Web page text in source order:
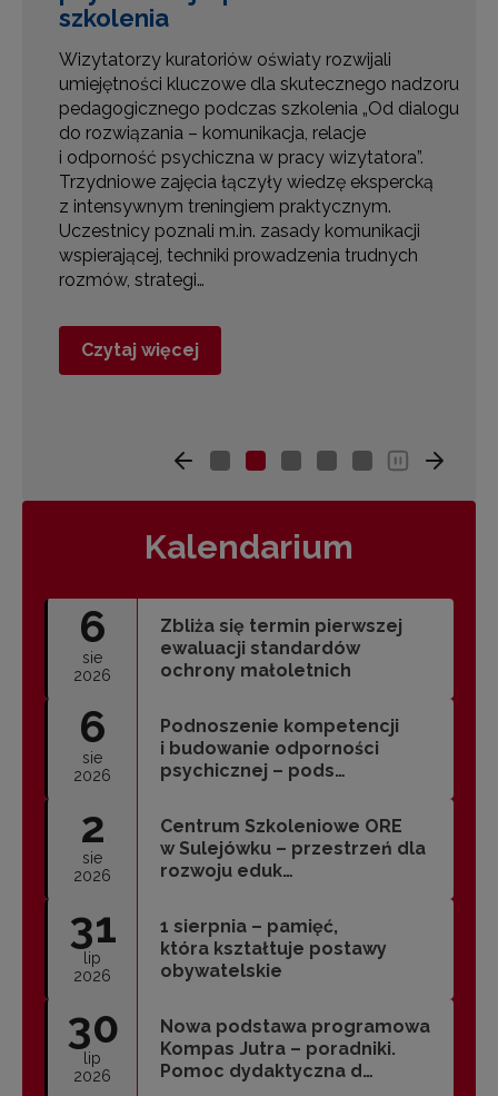
szkolenia
Wizytatorzy kuratoriów oświaty rozwijali
umiejętności kluczowe dla skutecznego nadzoru
pedagogicznego podczas szkolenia „Od dialogu
do rozwiązania – komunikacja, relacje
i odporność psychiczna w pracy wizytatora”.
Trzydniowe zajęcia łączyły wiedzę ekspercką
z intensywnym treningiem praktycznym.
Uczestnicy poznali m.in. zasady komunikacji
wspierającej, techniki prowadzenia trudnych
rozmów, strategi…
Czytaj więcej
Kalendarium
6
sie
2026
Zbliża się termin pierwszej
ewaluacji standardów
ochrony małoletnich
6
sie
2026
Podnoszenie kompetencji
i budowanie odporności
psychicznej – pods…
2
sie
2026
Centrum Szkoleniowe ORE
w Sulejówku – przestrzeń dla
rozwoju eduk…
31
lip
2026
1 sierpnia – pamięć,
która kształtuje postawy
obywatelskie
30
lip
2026
Nowa podstawa programowa
Kompas Jutra – poradniki.
Pomoc dydaktyczna d…